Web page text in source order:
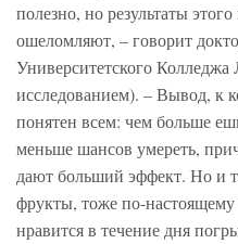
полезно, но результаты
ошеломляют, – говорит
Университетского
исследованием). – Вывод, к
понятен всем: чем больше
меньше шансов умереть,
дают больший эффект. Но и
фрукты, тоже по-настоящему
нравится в течение дня